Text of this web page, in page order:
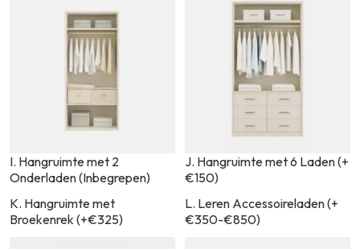
I. Hangruimte met 2
Onderladen (Inbegrepen)
J. Hangruimte met 6 Laden (+
€150)
K. Hangruimte met
Broekenrek (+€325)
L. Leren Accessoireladen (+
€350-€850)